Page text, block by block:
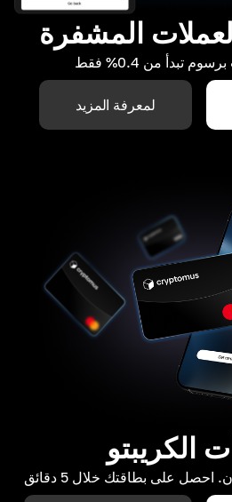
المشفرة
تبدأ من 0.4% فقط
لمعرفة المزيد
الكريبتو
على بطاقتك خلال 5 دقائق